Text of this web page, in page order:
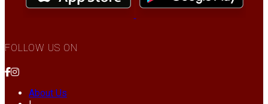
FOLLOW US ON
About Us